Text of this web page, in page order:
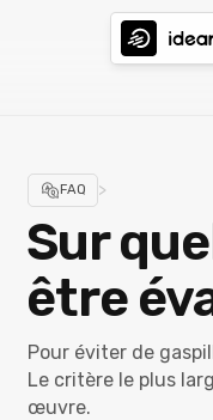
FAQ >
Sur
être
Pour éviter de
Le critère le plus
œuvre.